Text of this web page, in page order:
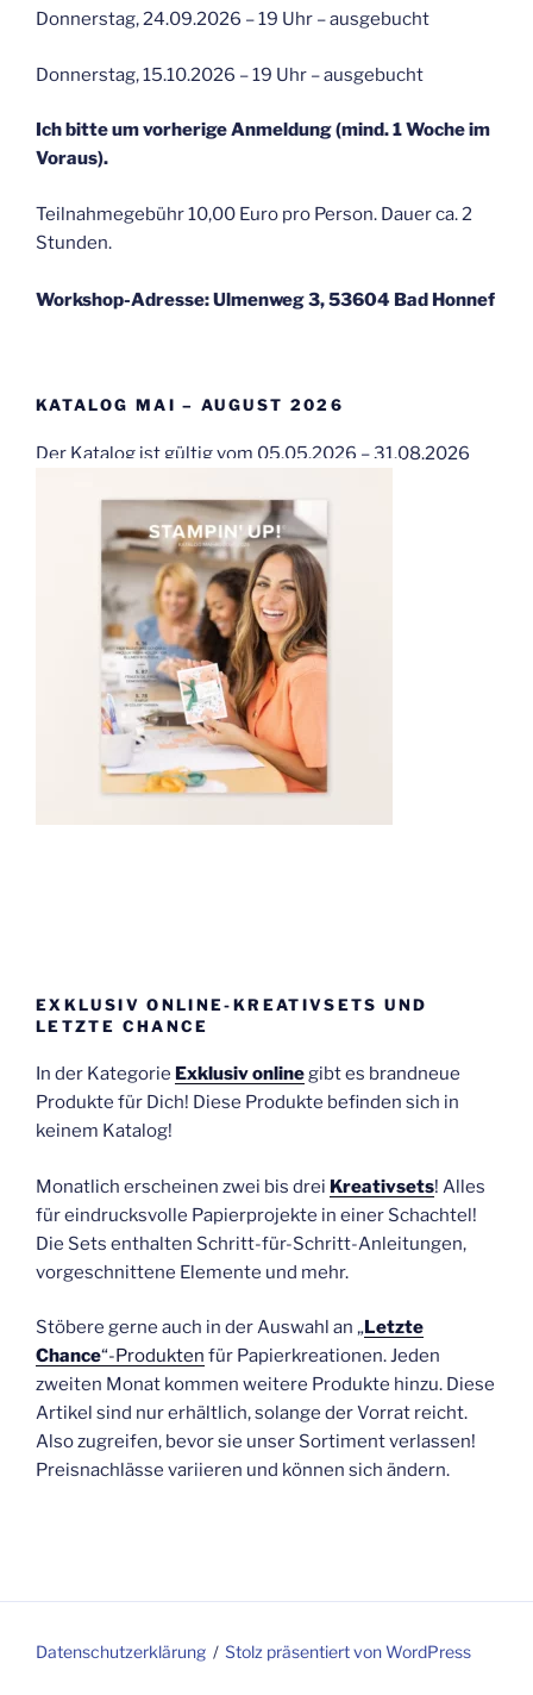
Donnerstag, 24.09.2026 – 19 Uhr – ausgebucht
Donnerstag, 15.10.2026 – 19 Uhr – ausgebucht
Ich bitte um vorherige Anmeldung (mind. 1 Woche im
Voraus).
Teilnahmegebühr 10,00 Euro pro Person. Dauer ca. 2
Stunden.
Workshop-Adresse: Ulmenweg 3, 53604 Bad Honnef
KATALOG MAI – AUGUST 2026
Der Katalog ist gültig vom 05.05.2026 – 31.08.2026
EXKLUSIV ONLINE-KREATIVSETS UND
LETZTE CHANCE
In der Kategorie Exklusiv onlinegibt es brandneue
Produkte für Dich! Diese Produkte befinden sich in
keinem Katalog!
Monatlich erscheinen zwei bis drei Kreativsets! Alles
für eindrucksvolle Papierprojekte in einer Schachtel!
Die Sets enthalten Schritt-für-Schritt-Anleitungen,
vorgeschnittene Elemente und mehr.
Stöbere gerne auch in der Auswahl an „Letzte
Chance“-Produkten für Papierkreationen. Jeden
zweiten Monat kommen weitere Produkte hinzu. Diese
Artikel sind nur erhältlich, solange der Vorrat reicht.
Also zugreifen, bevor sie unser Sortiment verlassen!
Preisnachlässe variieren und können sich ändern.
Datenschutzerklärung Stolz präsentiert von WordPress